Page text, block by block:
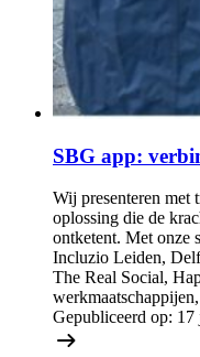
SBG app:
Wij presenteren met
oplossing die de
ontketent. Met onze
Incluzio Leiden,
The Real Social,
Gepubliceerd op: 17